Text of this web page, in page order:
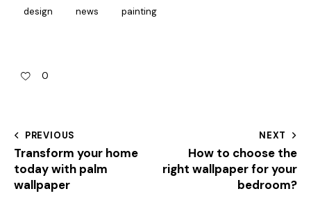
design news painting
0
PREVIOUS
Transform your home
today with palm
wallpaper
NEXT
How to choose the
right wallpaper for your
bedroom?